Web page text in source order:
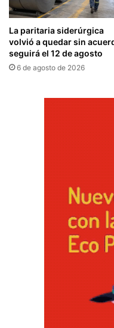
La paritaria siderúrgica
volvió a quedar sin
seguirá el 12 de agosto
6 de agosto de 2026